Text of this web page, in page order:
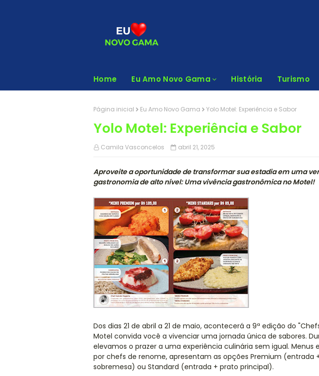
Home Eu Amo Novo Gama História Turismo
Página inicial Eu Amo Novo Gama Yolo Motel: Experiência e Sabor
Yolo Motel: Experiência e Sabor
Camila Vasconcelos abril 21, 2025
Aproveite a oportunidade de transformar sua estadia em uma
gastronomia de alto nível: Uma vivência gastronômica no Motel!
Dos dias 21 de abril a 21 de maio, acontecerá a 9ª edição do
Motel convida você a vivenciar uma jornada única de sabores.
elevamos o prazer a uma experiência culinária sem igual. Menus
por chefs de renome, apresentam as opções Premium (entrada
sobremesa) ou Standard (entrada + prato principal).